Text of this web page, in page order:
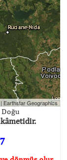
| Earthstar Geographics